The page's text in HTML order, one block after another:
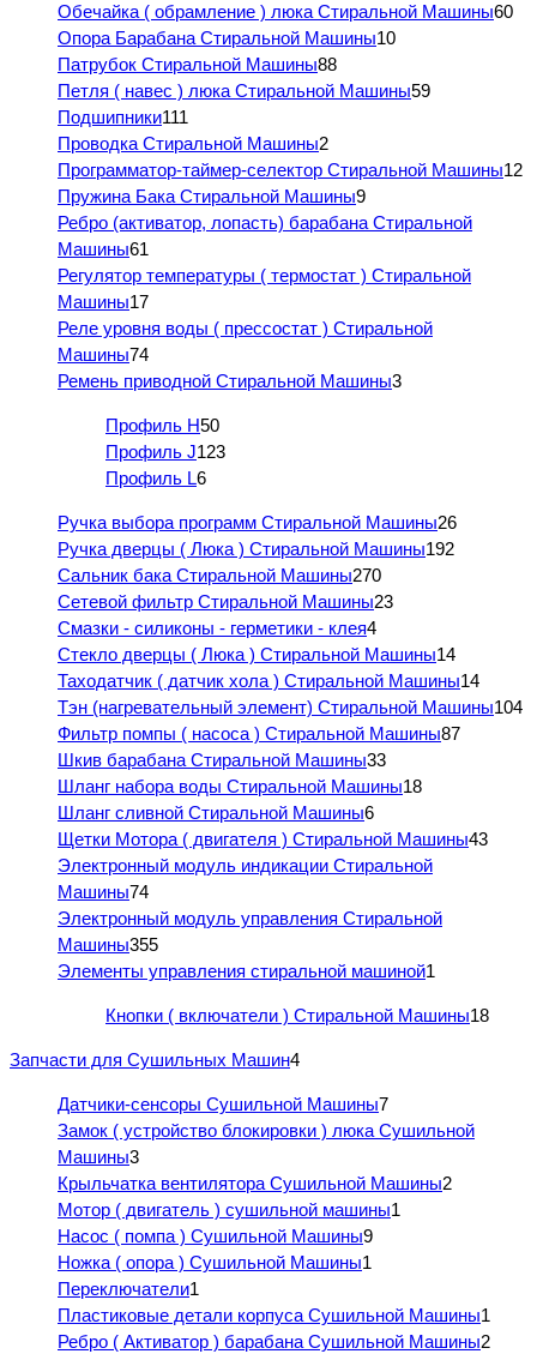
Обечайка ( обрамление ) люка Стиральной Машины60
Опора Барабана Стиральной Машины10
Патрубок Стиральной Машины88
Петля ( навес ) люка Стиральной Машины59
Подшипники111
Проводка Стиральной Машины2
Программатор-таймер-селектор Стиральной Машины12
Пружина Бака Стиральной Машины9
Ребро (активатор, лопасть) барабана Стиральной
Машины61
Регулятор температуры ( термостат ) Стиральной
Машины17
Реле уровня воды ( прессостат ) Стиральной
Машины74
Ремень приводной Стиральной Машины3
Профиль H50
Профиль J123
Профиль L6
Ручка выбора программ Стиральной Машины26
Ручка дверцы ( Люка ) Стиральной Машины192
Сальник бака Стиральной Машины270
Сетевой фильтр Стиральной Машины23
Смазки - силиконы - герметики - клея4
Стекло дверцы ( Люка ) Стиральной Машины14
Таходатчик ( датчик хола ) Стиральной Машины14
Тэн (нагревательный элемент) Стиральной Машины104
Фильтр помпы ( насоса ) Стиральной Машины87
Шкив барабана Стиральной Машины33
Шланг набора воды Стиральной Машины18
Шланг сливной Стиральной Машины6
Щетки Мотора ( двигателя ) Стиральной Машины43
Электронный модуль индикации Стиральной
Машины74
Электронный модуль управления Стиральной
Машины355
Элементы управления стиральной машиной1
Кнопки ( включатели ) Стиральной Машины18
Запчасти для Сушильных Машин4
Датчики-сенсоры Сушильной Машины7
Замок ( устройство блокировки ) люка Сушильной
Машины3
Крыльчатка вентилятора Сушильной Машины2
Мотор ( двигатель ) сушильной машины1
Насос ( помпа ) Сушильной Машины9
Ножка ( опора ) Сушильной Машины1
Переключатели1
Пластиковые детали корпуса Сушильной Машины1
Ребро ( Активатор ) барабана Сушильной Машины2